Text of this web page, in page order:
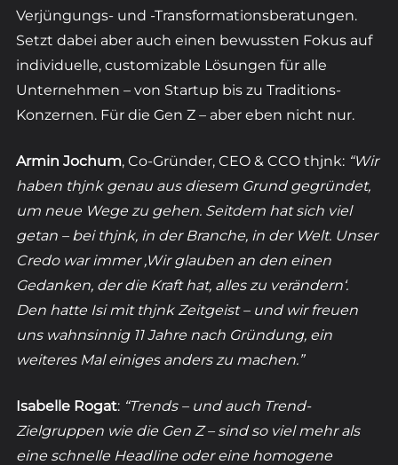
Verjüngungs- und -Transformationsberatungen.
Setzt dabei aber auch einen bewussten Fokus auf
individuelle, customizable Lösungen für alle
Unternehmen – von Startup bis zu Traditions-
Konzernen. Für die Gen Z – aber eben nicht nur.
Armin Jochum, Co-Gründer, CEO & CCO thjnk: “Wir
haben thjnk genau aus diesem Grund gegründet,
um neue Wege zu gehen. Seitdem hat sich viel
getan – bei thjnk, in der Branche, in der Welt. Unser
Credo war immer ,Wir glauben an den einen
Gedanken, der die Kraft hat, alles zu verändern‘.
Den hatte Isi mit thjnk Zeitgeist – und wir freuen
uns wahnsinnig 11 Jahre nach Gründung, ein
weiteres Mal einiges anders zu machen.”
Isabelle Rogat: “Trends – und auch Trend-
Zielgruppen wie die Gen Z – sind so viel mehr als
eine schnelle Headline oder eine homogene